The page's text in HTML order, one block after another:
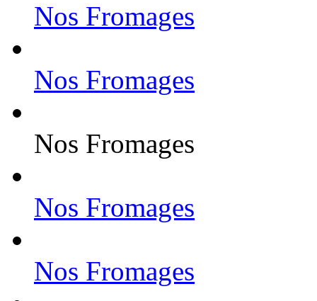
Nos Fromages
Nos Fromages
Nos Fromages
Nos Fromages
Nos Fromages